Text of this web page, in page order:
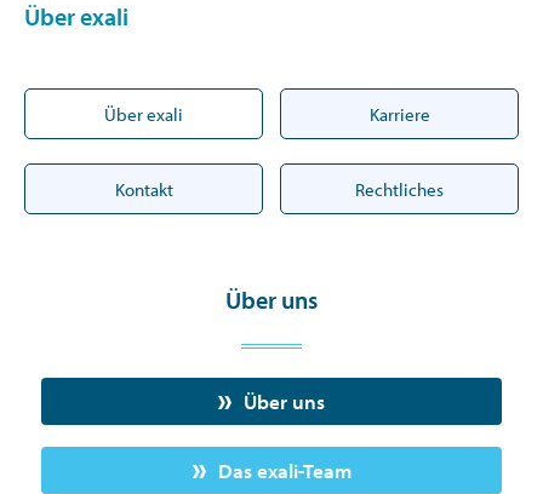
Über exali
Über exali Karriere
Kontakt Rechtliches
Über uns
Über uns
Das exali-Team